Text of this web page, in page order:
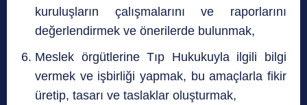
kuruluşların çalışmalarını ve raporlarını
değerlendirmek ve önerilerde bulunmak,
Meslek örgütlerine Tıp Hukukuyla ilgili bilgi
vermek ve işbirliği yapmak, bu amaçlarla fikir
üretip, tasarı ve taslaklar oluşturmak,